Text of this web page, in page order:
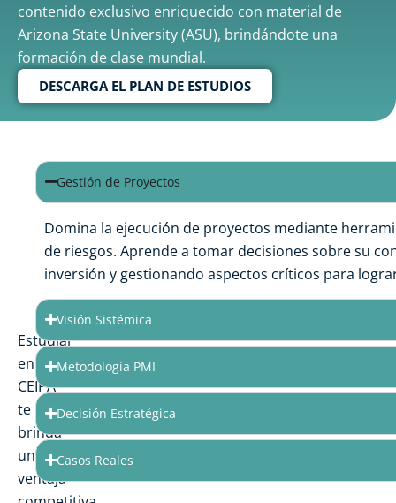
contenido exclusivo enriquecido con material de
Arizona State University (ASU), brindándote una
formación de clase mundial.
DESCARGA EL PLAN DE ESTUDIOS
¿Por
qué
estudiar
con
nosotros?
Estudiar
en
CEIPA
te
brinda
una
ventaja
Gestión de Proyectos
Domina la ejecución de proyectos mediante
de riesgos. Aprende a tomar decisiones sobre su
inversión y gestionando aspectos críticos para
Visión Sistémica
Metodología PMI
Decisión Estratégica
Casos Reales